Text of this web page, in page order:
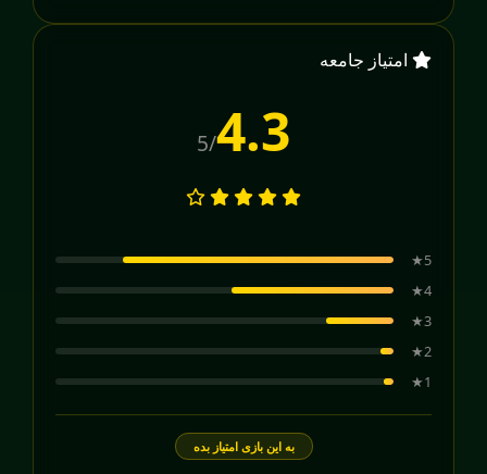
امتیاز جامعه
4.3
/5
5★
4★
3★
2★
1★
به این بازی امتیاز بده